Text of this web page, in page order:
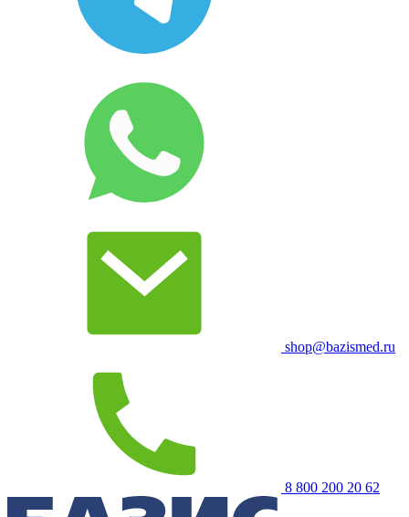
shop@bazismed.ru
8 800 200 20 62